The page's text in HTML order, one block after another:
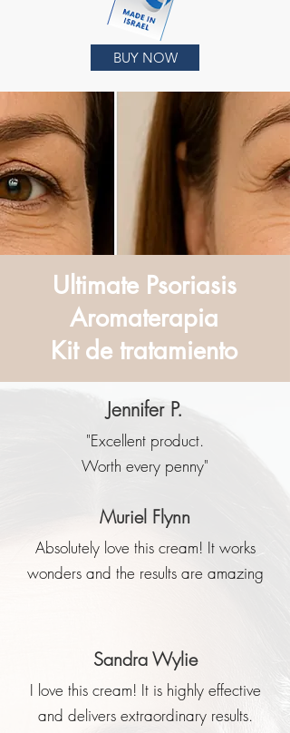
BUY NOW
Ultimate Psoriasis
Aromaterapia
Kit de tratamiento
Jennifer P.
"Excellent product.
Worth every penny"
Muriel Flynn
Absolutely love this cream! It works
wonders and the results are amazing
Sandra Wylie
I love this cream! It is highly effective
and delivers extraordinary results.